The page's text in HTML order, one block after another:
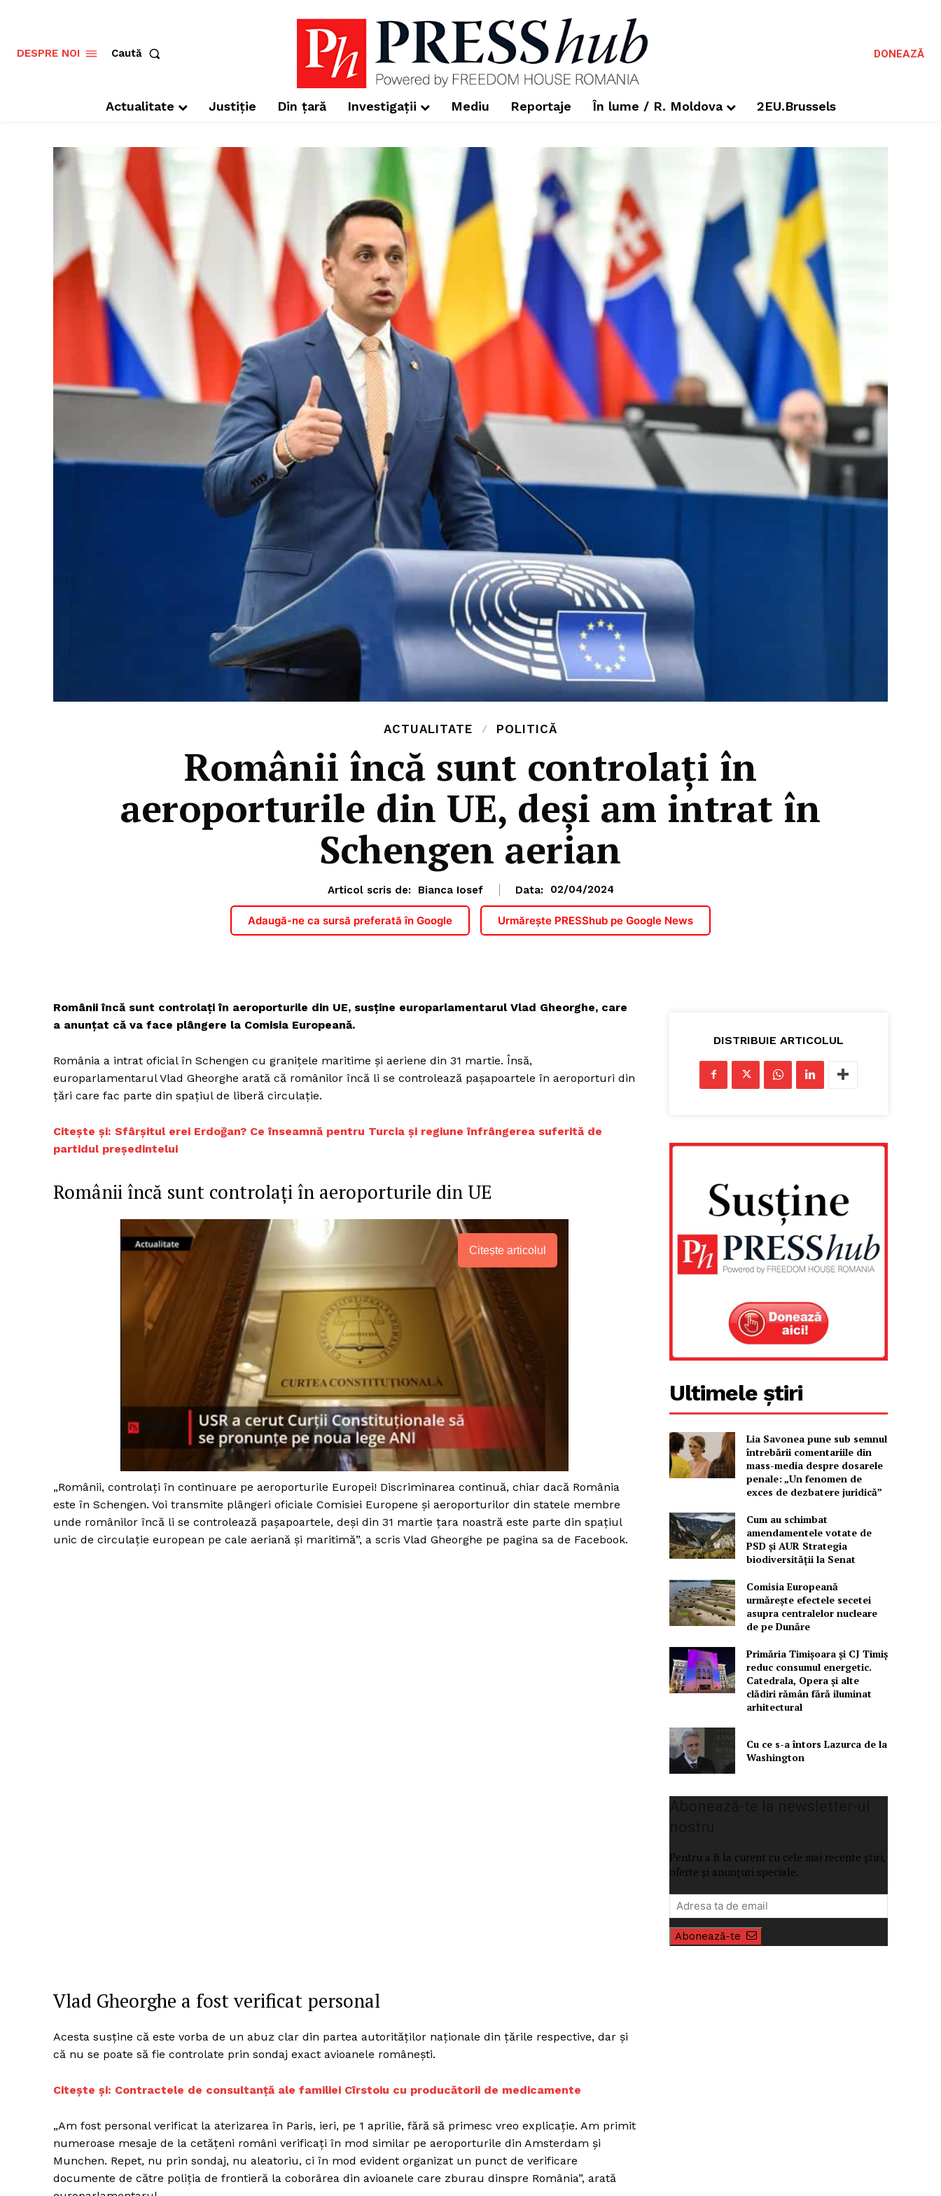
PRESShub
DESPRE NOI Caută DONEAZĂ
Actualitate Justiție Din țară Investigații Mediu Reportaje În lume / R. Moldova 2EU.Brussels
ACTUALITATE POLITICĂ
Românii încă sunt controlați în
aeroporturile din UE, deși am intrat în
Schengen aerian
Articol scris de: Bianca Iosef Data: 02/04/2024
Adaugă-ne ca sursă preferată în Google Urmărește PRESShub pe Google News
Românii încă sunt controlați în aeroporturile din UE, susține europarlamentarul Vlad Gheorghe, care
a anunțat că va face plângere la Comisia Europeană.
România a intrat oficial în Schengen cu granițele maritime și aeriene din 31 martie. Însă,
europarlamentarul Vlad Gheorghe arată că românilor încă li se controlează pașapoartele în aeroporturi din
țări care fac parte din spațiul de liberă circulație.
Citește și: Sfârșitul erei Erdoğan? Ce înseamnă pentru Turcia și regiune înfrângerea suferită de
partidul președintelui
Românii încă sunt controlați în aeroporturile din UE
Citește articolul
„Românii, controlați în continuare pe aeroporturile Europei! Discriminarea continuă, chiar dacă România
este în Schengen. Voi transmite plângeri oficiale Comisiei Europene și aeroporturilor din statele membre
unde românilor încă li se controlează pașapoartele, deși din 31 martie țara noastră este parte din spațiul
unic de circulație european pe cale aeriană și maritimă”, a scris Vlad Gheorghe pe pagina sa de Facebook.
Vlad Gheorghe a fost verificat personal
Acesta susține că este vorba de un abuz clar din partea autorităților naționale din țările respective, dar și
că nu se poate să fie controlate prin sondaj exact avioanele românești.
Citește și: Contractele de consultanță ale familiei Cîrstoiu cu producătorii de medicamente
„Am fost personal verificat la aterizarea în Paris, ieri, pe 1 aprilie, fără să primesc vreo explicație. Am primit
numeroase mesaje de la cetățeni români verificați în mod similar pe aeroporturile din Amsterdam și
Munchen. Repet, nu prin sondaj, nu aleatoriu, ci în mod evident organizat un punct de verificare
documente de către poliția de frontieră la coborârea din avioanele care zburau dinspre România”, arată
DISTRIBUIE ARTICOLUL
Ultimele știri
Lia Savonea pune sub semnul
întrebării comentariile din
mass-media despre dosarele
penale: „Un fenomen de
exces de dezbatere juridică”
Cum au schimbat
amendamentele votate de
PSD și AUR Strategia
biodiversității la Senat
Comisia Europeană
urmărește efectele secetei
asupra centralelor nucleare
de pe Dunăre
Primăria Timișoara şi CJ Timiș
reduc consumul energetic.
Catedrala, Opera şi alte
clădiri rămân fără iluminat
arhitectural
Cu ce s-a întors Lazurca de la
Washington
Pentru a fi la curent cu cele mai recente știri,
oferte și anunțuri speciale.
Abonează-te